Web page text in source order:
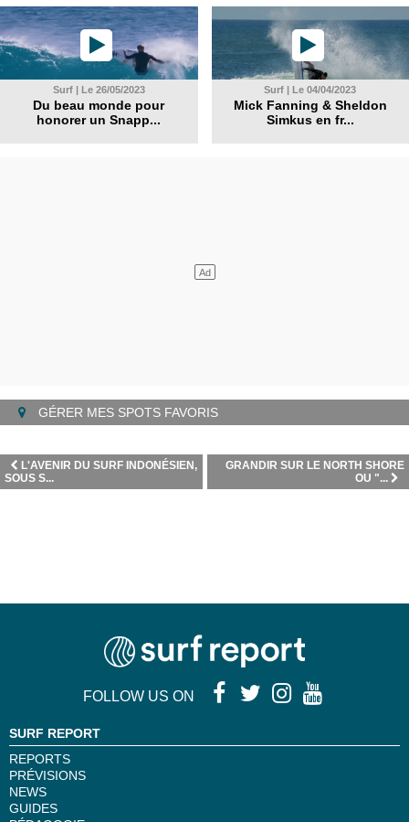
Surf | Le 26/05/2023
Du beau monde pour
honorer un Snapp...
Surf | Le 04/04/2023
Mick Fanning & Sheldon
Simkus en fr...
GÉRER MES SPOTS FAVORIS
GRANDIR SUR LE NORTH SHORE
OU "...
L'AVENIR DU SURF INDONÉSIEN,
SOUS S...
FOLLOW US ON
SURF REPORT
REPORTS
PRÉVISIONS
NEWS
GUIDES